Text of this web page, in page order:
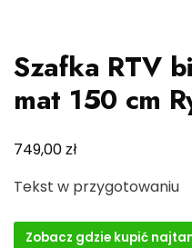
Szafka RTV
mat 150 cm
749,00zł
Tekst w przygotowaniu
Zobacz gdzie kupić